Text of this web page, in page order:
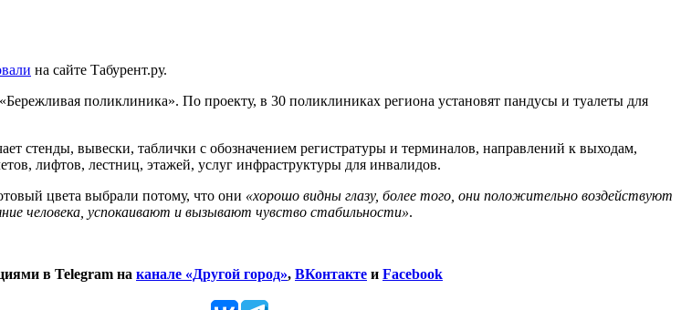
на сайте Табурент.ру.
поликлиника». По проекту, в 30 поликлиниках региона установят пандусы и туалеты для
стенды, вывески, таблички с обозначением регистратуры и терминалов, направлений к выходам,
лифтов, лестниц, этажей, услуг инфраструктуры для инвалидов.
цвета выбрали потому, что они «хорошо видны глазу, более того, они положительно воздействуют
человека, успокаивают и вызывают чувство стабильности».
в Telegram на канале «Другой город», ВКонтакте и Facebook